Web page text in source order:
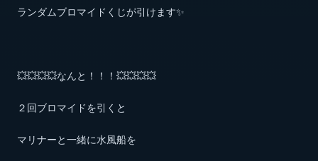
ランダムブロマイドくじが引けます✨
💥💥💥💥なんと！！！💥💥💥💥
２回ブロマイドを引くと
マリナーと一緒に水風船を